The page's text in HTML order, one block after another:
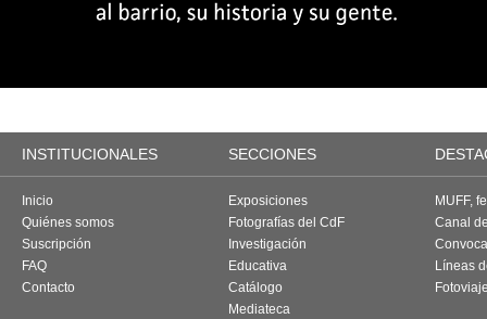
INSTITUCIONALES SECCIONES
Inicio
Quiénes somos
Suscripción
FAQ
Contacto
Exposiciones
Fotografías del CdF
Investigación
Educativa
Catálogo
Mediateca
MUFF,
Canal
Líneas